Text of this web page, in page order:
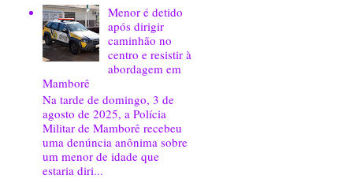
Menor é detido
após dirigir
caminhão no
centro e resistir à
abordagem em
Mamborê
Na tarde de domingo, 3 de
agosto de 2025, a Polícia
Militar de Mamborê recebeu
uma denúncia anônima sobre
um menor de idade que
estaria diri...